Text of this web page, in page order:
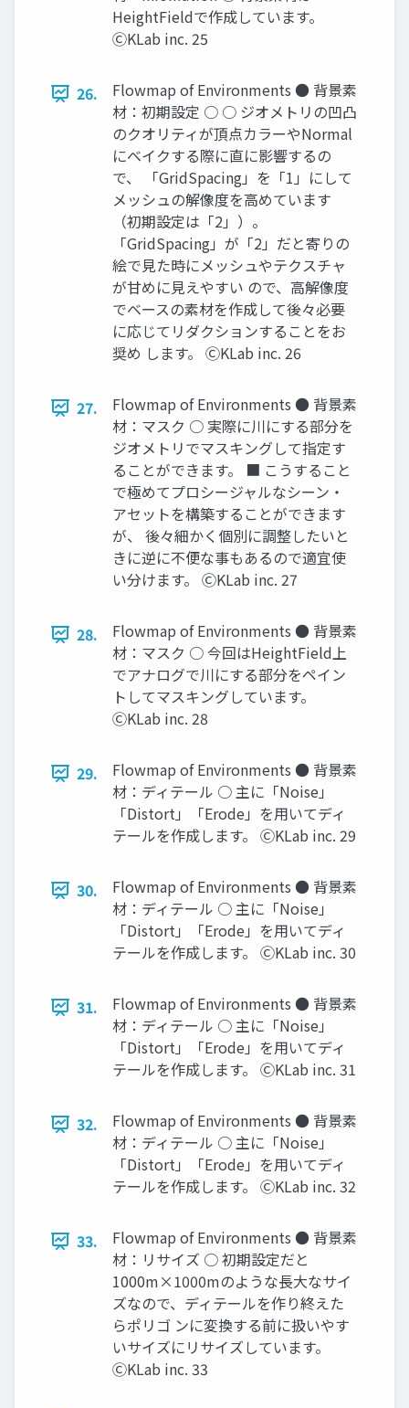
HeightFieldで作成しています。
ⒸKLab inc. 25
26.
Flowmap of Environments ● 背景素
材：初期設定 ○ ○ ジオメトリの凹凸
のクオリティが頂点カラーやNormal
にベイクする際に直に影響するの
で、 「GridSpacing」を「1」にして
メッシュの解像度を高めています
（初期設定は「2」）。
「GridSpacing」が「2」だと寄りの
絵で見た時にメッシュやテクスチャ
が甘めに見えやすい ので、高解像度
でベースの素材を作成して後々必要
に応じてリダクションすることをお
奨め します。 ⒸKLab inc. 26
27.
Flowmap of Environments ● 背景素
材：マスク ○ 実際に川にする部分を
ジオメトリでマスキングして指定す
ることができます。 ■ こうすること
で極めてプロシージャルなシーン・
アセットを構築することができます
が、 後々細かく個別に調整したいと
きに逆に不便な事もあるので適宜使
い分けます。 ⒸKLab inc. 27
28.
Flowmap of Environments ● 背景素
材：マスク ○ 今回はHeightField上
でアナログで川にする部分をペイン
トしてマスキングしています。
ⒸKLab inc. 28
29.
Flowmap of Environments ● 背景素
材：ディテール ○ 主に「Noise」
「Distort」「Erode」を用いてディ
テールを作成します。 ⒸKLab inc. 29
30.
Flowmap of Environments ● 背景素
材：ディテール ○ 主に「Noise」
「Distort」「Erode」を用いてディ
テールを作成します。 ⒸKLab inc. 30
31.
Flowmap of Environments ● 背景素
材：ディテール ○ 主に「Noise」
「Distort」「Erode」を用いてディ
テールを作成します。 ⒸKLab inc. 31
32.
Flowmap of Environments ● 背景素
材：ディテール ○ 主に「Noise」
「Distort」「Erode」を用いてディ
テールを作成します。 ⒸKLab inc. 32
33.
Flowmap of Environments ● 背景素
材：リサイズ ○ 初期設定だと
1000m×1000mのような長大なサイ
ズなので、ディテールを作り終えた
らポリゴ ンに変換する前に扱いやす
いサイズにリサイズしています。
ⒸKLab inc. 33